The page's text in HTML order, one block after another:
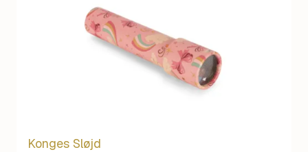
Konges Sløjd